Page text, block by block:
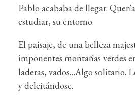
Pablo acababa de llegar.
estudiar, su entorno.
El paisaje, de una belleza
imponentes montañas verdes
laderas, vados…Algo solitario.
y deleitándose.